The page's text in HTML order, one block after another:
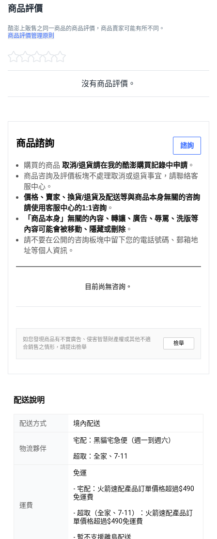
商品評價
酷澎上販售之同一商品的商品評價，商品賣家可能有所不同。
商品評價管理原則
沒有商品評價。
商品諮詢 諮詢
購買的商品 取消/退貨請在我的酷澎購買記錄中申請 。
商品咨詢及評價板塊不處理取消或退貨事宜，請聯絡客
服中心。
價格、賣家、換貨/退貨及配送等與商品本身無關的咨詢
請使用客服中心的1:1咨詢 。
「商品本身」無關的內容、轉讓、廣告、辱罵、洗版等
內容可能會被移動、隱藏或刪除。
請不要在公開的咨詢板塊中留下您的電話號碼、郵箱地
址等個人資訊。
目前尚無咨詢。
如您發現商品有不實廣告、侵害智慧財產權或其他不適
合銷售之情形，請提出檢舉
檢舉
配送說明
配送方式 境內配送
物流夥伴
宅配：黑貓宅急便（週一到週六）
超取：全家、7-11
運費
免運
- 宅配：火箭速配產品訂單價格超過$490
免運費
- 超取（全家、7-11）：火箭速配產品訂
單價格超過$490免運費
- 暫不支援離島配送